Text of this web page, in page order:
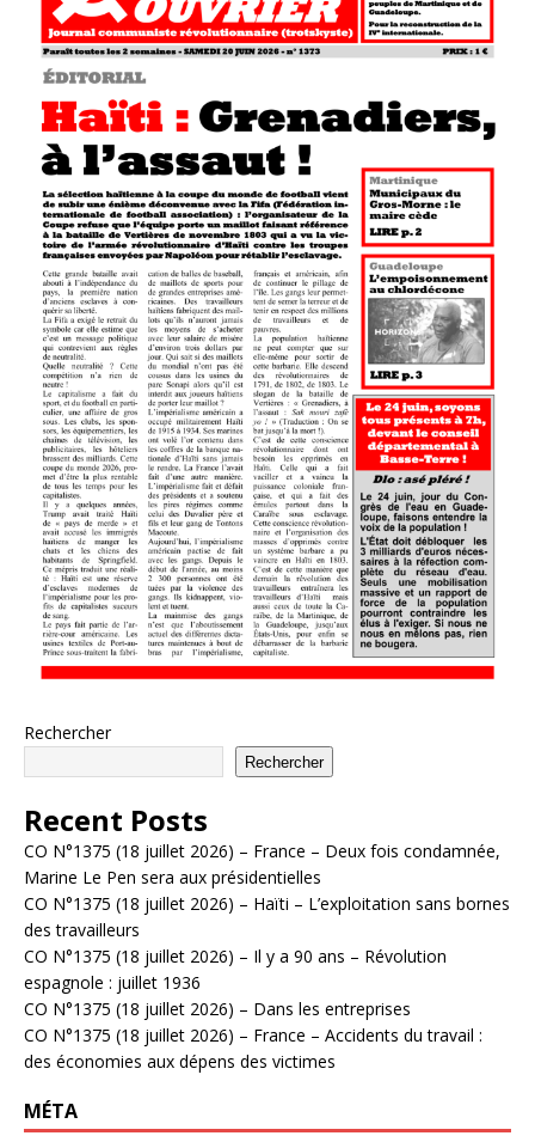
Rechercher
Rechercher
Recent Posts
CO N°1375 (18 juillet 2026) – France – Deux fois condamnée,
Marine Le Pen sera aux présidentielles
CO N°1375 (18 juillet 2026) – Haïti – L’exploitation sans bornes
des travailleurs
CO N°1375 (18 juillet 2026) – Il y a 90 ans – Révolution
espagnole : juillet 1936
CO N°1375 (18 juillet 2026) – Dans les entreprises
CO N°1375 (18 juillet 2026) – France – Accidents du travail :
des économies aux dépens des victimes
MÉTA